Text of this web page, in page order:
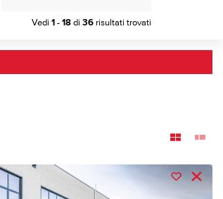
Vedi 1 - 18 di 36 risultati trovati